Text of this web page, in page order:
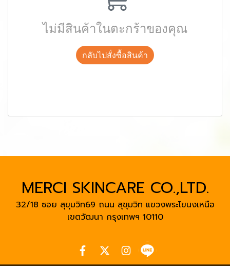
ไม่มีสินค้าในตะกร้าของคุณ
กลับไปสั่งซื้อสินค้า
MERCI SKINCARE CO.,LTD.
32/18 ซอย สุขุมวิท69 ถนน สุขุมวิท แขวงพระโขนงเหนือ
เขตวัฒนา กรุงเทพฯ 10110